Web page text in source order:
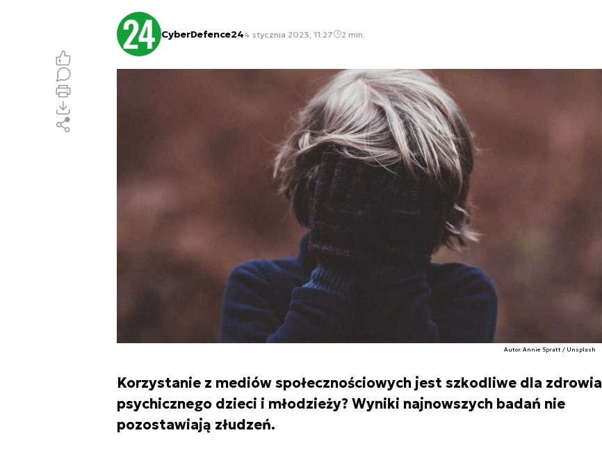
CyberDefence244 stycznia 2023, 11:27 2 min.
Autor. Annie Spratt / Unsplash
Korzystanie z mediów społecznościowych jest szkodliwe dla zdrowia
psychicznego dzieci i młodzieży? Wyniki najnowszych badań nie
pozostawiają złudzeń.